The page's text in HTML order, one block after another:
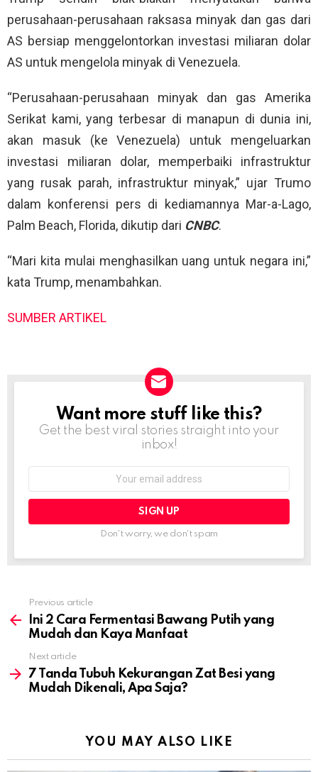
perusahaan-perusahaan raksasa minyak dan gas dari
AS bersiap menggelontorkan investasi miliaran dolar
AS untuk mengelola minyak di Venezuela.
“Perusahaan-perusahaan minyak dan gas Amerika
Serikat kami, yang terbesar di manapun di dunia ini,
akan masuk (ke Venezuela) untuk mengeluarkan
investasi miliaran dolar, memperbaiki infrastruktur
yang rusak parah, infrastruktur minyak,” ujar Trumo
dalam konferensi pers di kediamannya Mar-a-Lago,
Palm Beach, Florida, dikutip dari CNBC.
“Mari kita mulai menghasilkan uang untuk negara ini,”
kata Trump, menambahkan.
SUMBER ARTIKEL
NEWSLETTER
Want more stuff like this?
Get the best viral stories straight into your
inbox!
Don't worry, we don't spam
more
Previous article
Ini 2 Cara Fermentasi Bawang Putih yang
Mudah dan Kaya Manfaat
Next article
7 Tanda Tubuh Kekurangan Zat Besi yang
Mudah Dikenali, Apa Saja?
YOU MAY ALSO LIKE